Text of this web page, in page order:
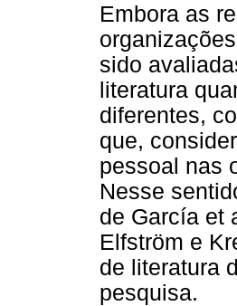
Embora as
sido
literatura
diferentes,
que,
pessoal nas
Nesse
de García et
Elfström e
de literatura
pesquisa.